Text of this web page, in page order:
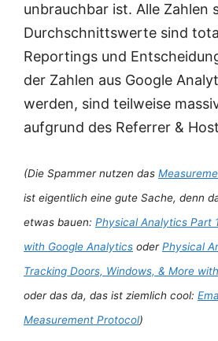
unbrauchbar ist. Alle Zahlen
Durchschnittswerte sind
Reportings und
der Zahlen aus Google
werden, sind teilweise
aufgrund des Referrer &
(Die Spammer nutzen das
ist eigentlich eine gute Sache, denn
etwas bauen: Physical Analytics Part
with Google Analytics oderPhysical
Tracking Doors, Windows, & More
oder das da, das ist ziemlich cool:
Measurement Protocol)